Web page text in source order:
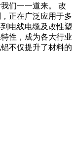
们一一道来。 改
正在广泛应用于多
电线电缆及改性塑
性，成为各大行业
不仅提升了材料的